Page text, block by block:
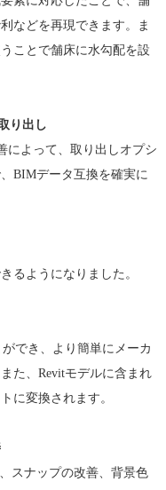
などを再現できます。ま
ことで舗床に水勾配を設
り出し
によって、取り出しオプシ
BIMデータ互換を確実に
るようになりました。
でき、より簡単にメーカ
た、Revitモデルに含まれ
に変換されます。
スナップの改善、背景色